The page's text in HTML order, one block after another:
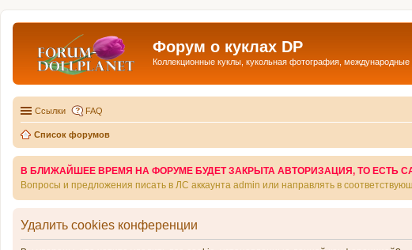
Форум о куклах DP
Коллекционные куклы, кукольная фотография,
Ссылки FAQ
Список форумов
В БЛИЖАЙШЕЕ ВРЕМЯ НА ФОРУМЕ БУДЕТ ЗАКРЫТА АВТОРИЗАЦИЯ, ТО ЕСТЬ
Вопросы и предложения писать в ЛС аккаунта admin или направлять в
Удалить cookies конференции